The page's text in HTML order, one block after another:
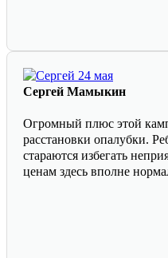
Сергей Мамыкин
Огромный плюс этой
расстановки опалубки.
стараются избегать
ценам здесь вполне